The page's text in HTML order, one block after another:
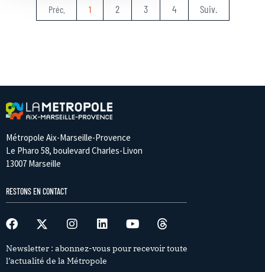
Préc. 1 2 3 4 Suiv.
Métropole Aix-Marseille-Provence
Le Pharo 58, boulevard Charles-Livon
13007 Marseille
RESTONS EN CONTACT
Newsletter : abonnez-vous pour recevoir toute
l’actualité de la Métropole